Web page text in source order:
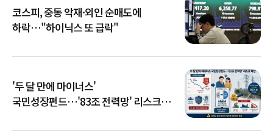
코스피, 중동 악재·외인 순매도에
하락…"하이닉스 또 급락"
'두 달 만에 마이너스'
국민성장펀드…'83조 전력망' 리스크